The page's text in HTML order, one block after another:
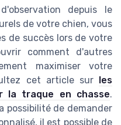
depuis le
de votre chien, vous
de succès lors de votre
comment d'autres
maximiser votre
cet article sur les
la traque en chasse.
possibilité de demander
il est possible de